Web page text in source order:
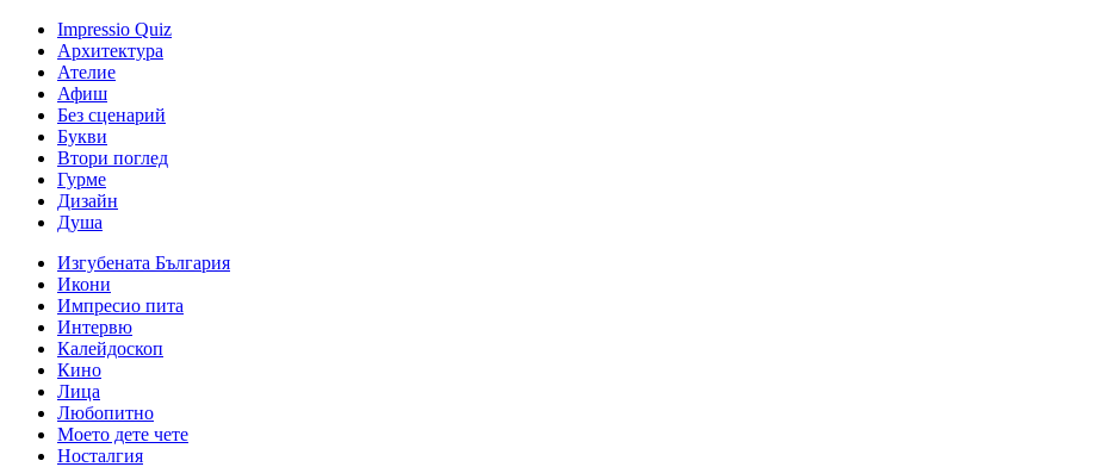
Impressio Quiz
Архитектура
Ателие
Афиш
Без сценарий
Букви
Втори поглед
Гурме
Дизайн
Душа
Изгубената България
Икони
Импресио пита
Интервю
Калейдоскоп
Кино
Лица
Любопитно
Моето дете чете
Носталгия